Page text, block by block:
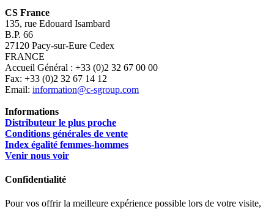
CS France
135, rue Edouard Isambard
B.P. 66
27120 Pacy-sur-Eure Cedex
FRANCE
Accueil Général : +33 (0)2 32 67 00 00
Fax: +33 (0)2 32 67 14 12
Email: information@c-sgroup.com
Informations
Distributeur le plus proche
Conditions générales de vente
Index égalité femmes-hommes
Venir nous voir
Confidentialité
Pour vos offrir la meilleure expérience possible lors de votre visite,